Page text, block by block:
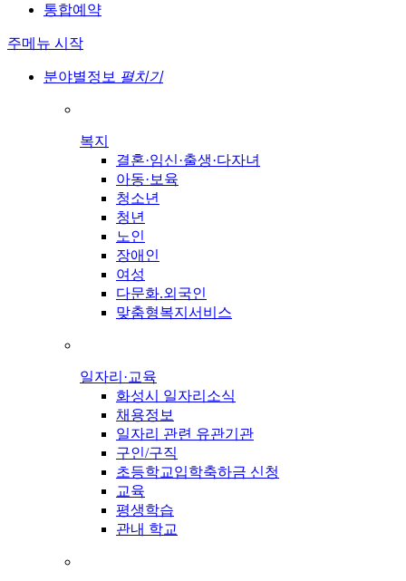
통합예약
주메뉴 시작
분야별정보 펼치기
복지
결혼·임신·출생·다자녀
아동·보육
청소년
청년
노인
장애인
여성
다문화.외국인
맞춤형복지서비스
일자리·교육
화성시 일자리소식
채용정보
일자리 관련 유관기관
구인/구직
초등학교입학축하금 신청
교육
평생학습
관내 학교